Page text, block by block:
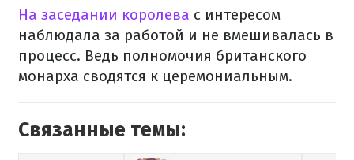
На заседании королева с интересом
наблюдала за работой и не вмешивалась в
процесс. Ведь полномочия британского
монарха сводятся к церемониальным.
Связанные темы: